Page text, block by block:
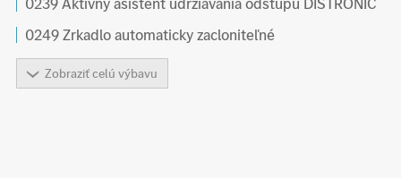
0249 Zrkadlo automaticky zacloniteľné
Zobraziť celú výbavu